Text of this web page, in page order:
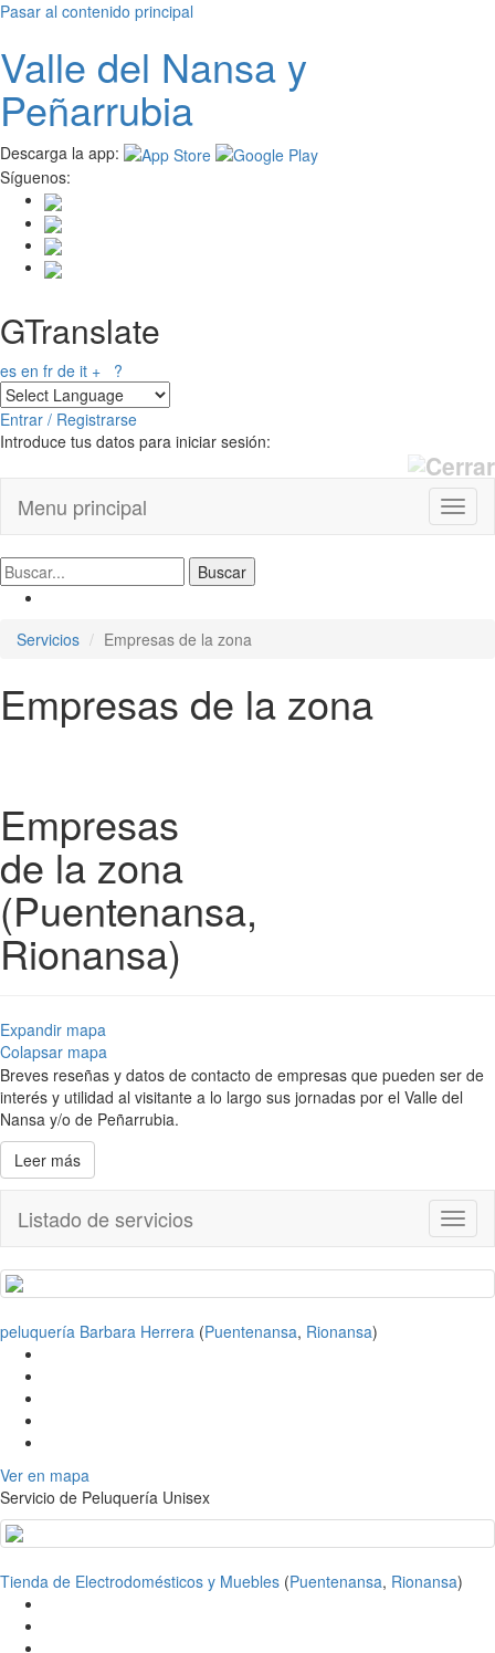
Pasar al contenido principal
Valle del Nansay
Peñarrubia
Descarga la app:
Síguenos:
GTranslate
es en fr de it + ?
Entrar / Registrarse
Introduce tus datos para iniciar sesión:
Menu principal
Servicios Empresas de la zona
Empresas de la zona
Empresas
de la zona
(Puentenansa,
Rionansa)
Expandir mapa
Colapsar mapa
Breves reseñas y datos de contacto de empresas que pueden ser de
interés y utilidad al visitante a lo largo sus jornadas por el Valle del
Nansa y/o de Peñarrubia.
Leer más
Listado de servicios
peluquería Barbara Herrera (Puentenansa, Rionansa)
Ver en mapa
Servicio de Peluquería Unisex
Tienda de Electrodomésticos y Muebles (Puentenansa, Rionansa)